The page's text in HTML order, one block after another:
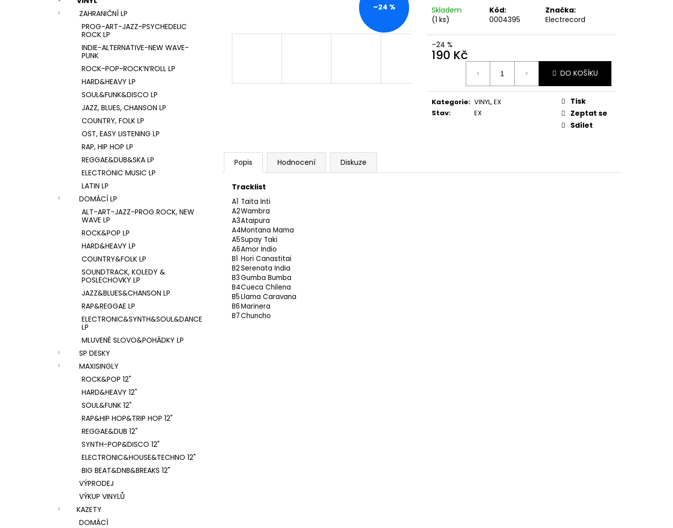
ZAHRANIČNÍ LP
PROG-ART-JAZZ-PSYCHEDELIC
ROCK LP
INDIE-ALTERNATIVE-NEW WAVE-
PUNK
ROCK-POP-ROCK’N’ROLL LP
HARD&HEAVY LP
SOUL&FUNK&DISCO LP
JAZZ, BLUES, CHANSON LP
COUNTRY, FOLK LP
OST, EASY LISTENING LP
RAP, HIP HOP LP
REGGAE&DUB&SKA LP
ELECTRONIC MUSIC LP
LATIN LP
DOMÁCÍ LP
ALT-ART-JAZZ-PROG ROCK, NEW
WAVE LP
ROCK&POP LP
HARD&HEAVY LP
COUNTRY&FOLK LP
SOUNDTRACK, KOLEDY &
POSLECHOVKY LP
JAZZ&BLUES&CHANSON LP
RAP&REGGAE LP
ELECTRONIC&SYNTH&SOUL&DANCE
LP
MLUVENÉ SLOVO&POHÁDKY LP
SP DESKY
MAXISINGLY
ROCK&POP 12"
HARD&HEAVY 12"
SOUL&FUNK 12"
RAP&HIP HOP&TRIP HOP 12"
REGGAE&DUB 12"
SYNTH-POP&DISCO 12"
ELECTRONIC&HOUSE&TECHNO 12"
BIG BEAT&DNB&BREAKS 12"
VÝPRODEJ
VÝKUP VINYLŮ
KAZETY
DOMÁCÍ
Skladem
(1 ks)
Kód:
0004395
Značka:
Electrecord
–24 %
190 Kč
DO KOŠÍKU
Kategorie: VINYL, EX
Stav: EX
Tisk
Zeptat se
Sdílet
–24 %
Popis Hodnocení Diskuze
Tracklist
A1 Taita Inti
A2Wambra
A3Ataipura
A4Montana Mama
A5Supay Taki
A6Amor Indio
B1 Hori Canastitai
B2Serenata India
B3Gumba Bumba
B4Cueca Chilena
B5Llama Caravana
B6Marinera
B7Chuncho
U2 – THE JOSHUA TREE LP
1 290 Kč
PINK FLOYD – THE PIPER AT THE GATES
OF DAWN CD
290 Kč